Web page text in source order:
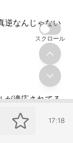
逆なんじゃない
が適応されてる
17:18
スクロール